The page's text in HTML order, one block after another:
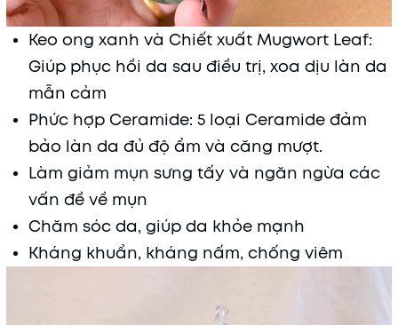
Keo ong xanh và Chiết xuất Mugwort Leaf:
Giúp phục hồi da sau điều trị, xoa dịu làn da
mẫn cảm
Phức hợp Ceramide: 5 loại Ceramide đảm
bảo làn da đủ độ ẩm và căng mượt.
Làm giảm mụn sưng tấy và ngăn ngừa các
vấn đề về mụn
Chăm sóc da, giúp da khỏe mạnh
Kháng khuẩn, kháng nấm, chống viêm